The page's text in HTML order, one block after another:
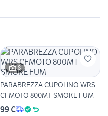
8
PARABREZZA CUPOLINO WRS
CFMOTO 800MT SMOKE FUM
99 €